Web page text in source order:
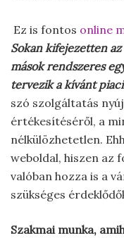
Ez is fontos online
Sokan kifejezetten
mások rendszeres
tervezik a kívánt
szó szolgáltatás
értékesítéséről, a
nélkülözhetetlen.
weboldal, hiszen az
valóban hozza is a
szükséges
Szakmai munka,